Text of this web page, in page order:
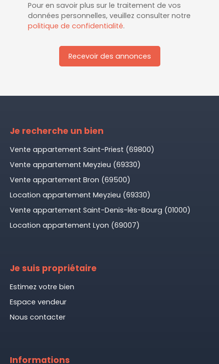
Pour en savoir plus sur le traitement de vos
données personnelles, veuillez consulter notre
politique de confidentialité.
Recevoir des annonces
Je recherche un bien
Vente appartement Saint-Priest (69800)
Vente appartement Meyzieu (69330)
Vente appartement Bron (69500)
Location appartement Meyzieu (69330)
Vente appartement Saint-Denis-lès-Bourg (01000)
Location appartement Lyon (69007)
Je suis propriétaire
Estimez votre bien
Espace vendeur
Nous contacter
Informations